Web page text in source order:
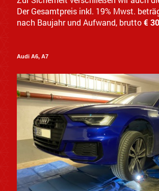
Der Gesamtpreis inkl. 19% Mwst.
nach Baujahr und Aufwand, brutto€
Audi A6, A7